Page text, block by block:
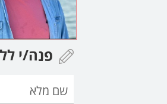
פנה/י